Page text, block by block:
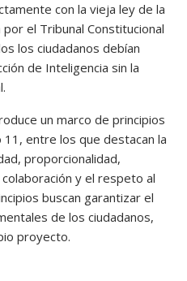
con la vieja ley de la
el Tribunal Constitucional
los ciudadanos debían
de Inteligencia sin la
un marco de principios
entre los que destacan la
proporcionalidad,
y el respeto al
buscan garantizar el
de los ciudadanos,
proyecto.